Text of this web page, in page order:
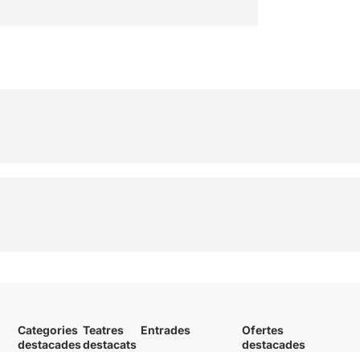
Categories
destacades
Teatres
destacats
Entrades
Ofertes
destacades